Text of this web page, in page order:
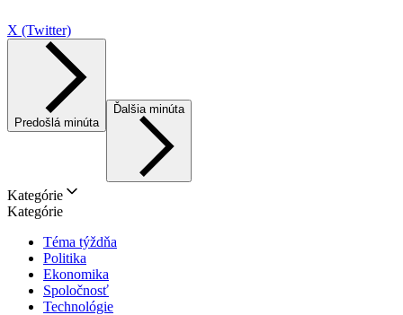
X (Twitter)
Predošlá minúta
Ďalšia minúta
Kategórie
Kategórie
Téma týždňa
Politika
Ekonomika
Spoločnosť
Technológie